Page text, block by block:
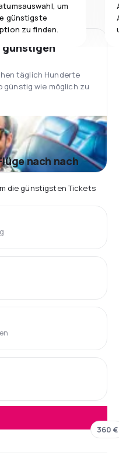
um
günstigste
zu finden.
günstigen
täglich Hunderte
günstig wie möglich zu
nach nach
die günstigsten Tickets
360 €